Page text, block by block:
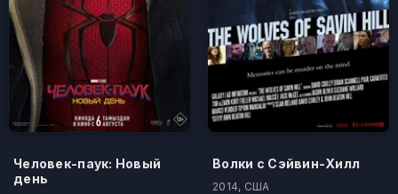
Человек-паук: Новый
день
Волки с Сэйвин-Хилл
2014, США